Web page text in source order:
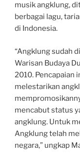
musik angklung,
berbagai lagu,
di Indonesia.
“Angklung sudah
Warisan Budaya
2010. Pencapaian
melestarikan
mencabut status
angklung. Untuk
Angklung telah
negara,” ungkap